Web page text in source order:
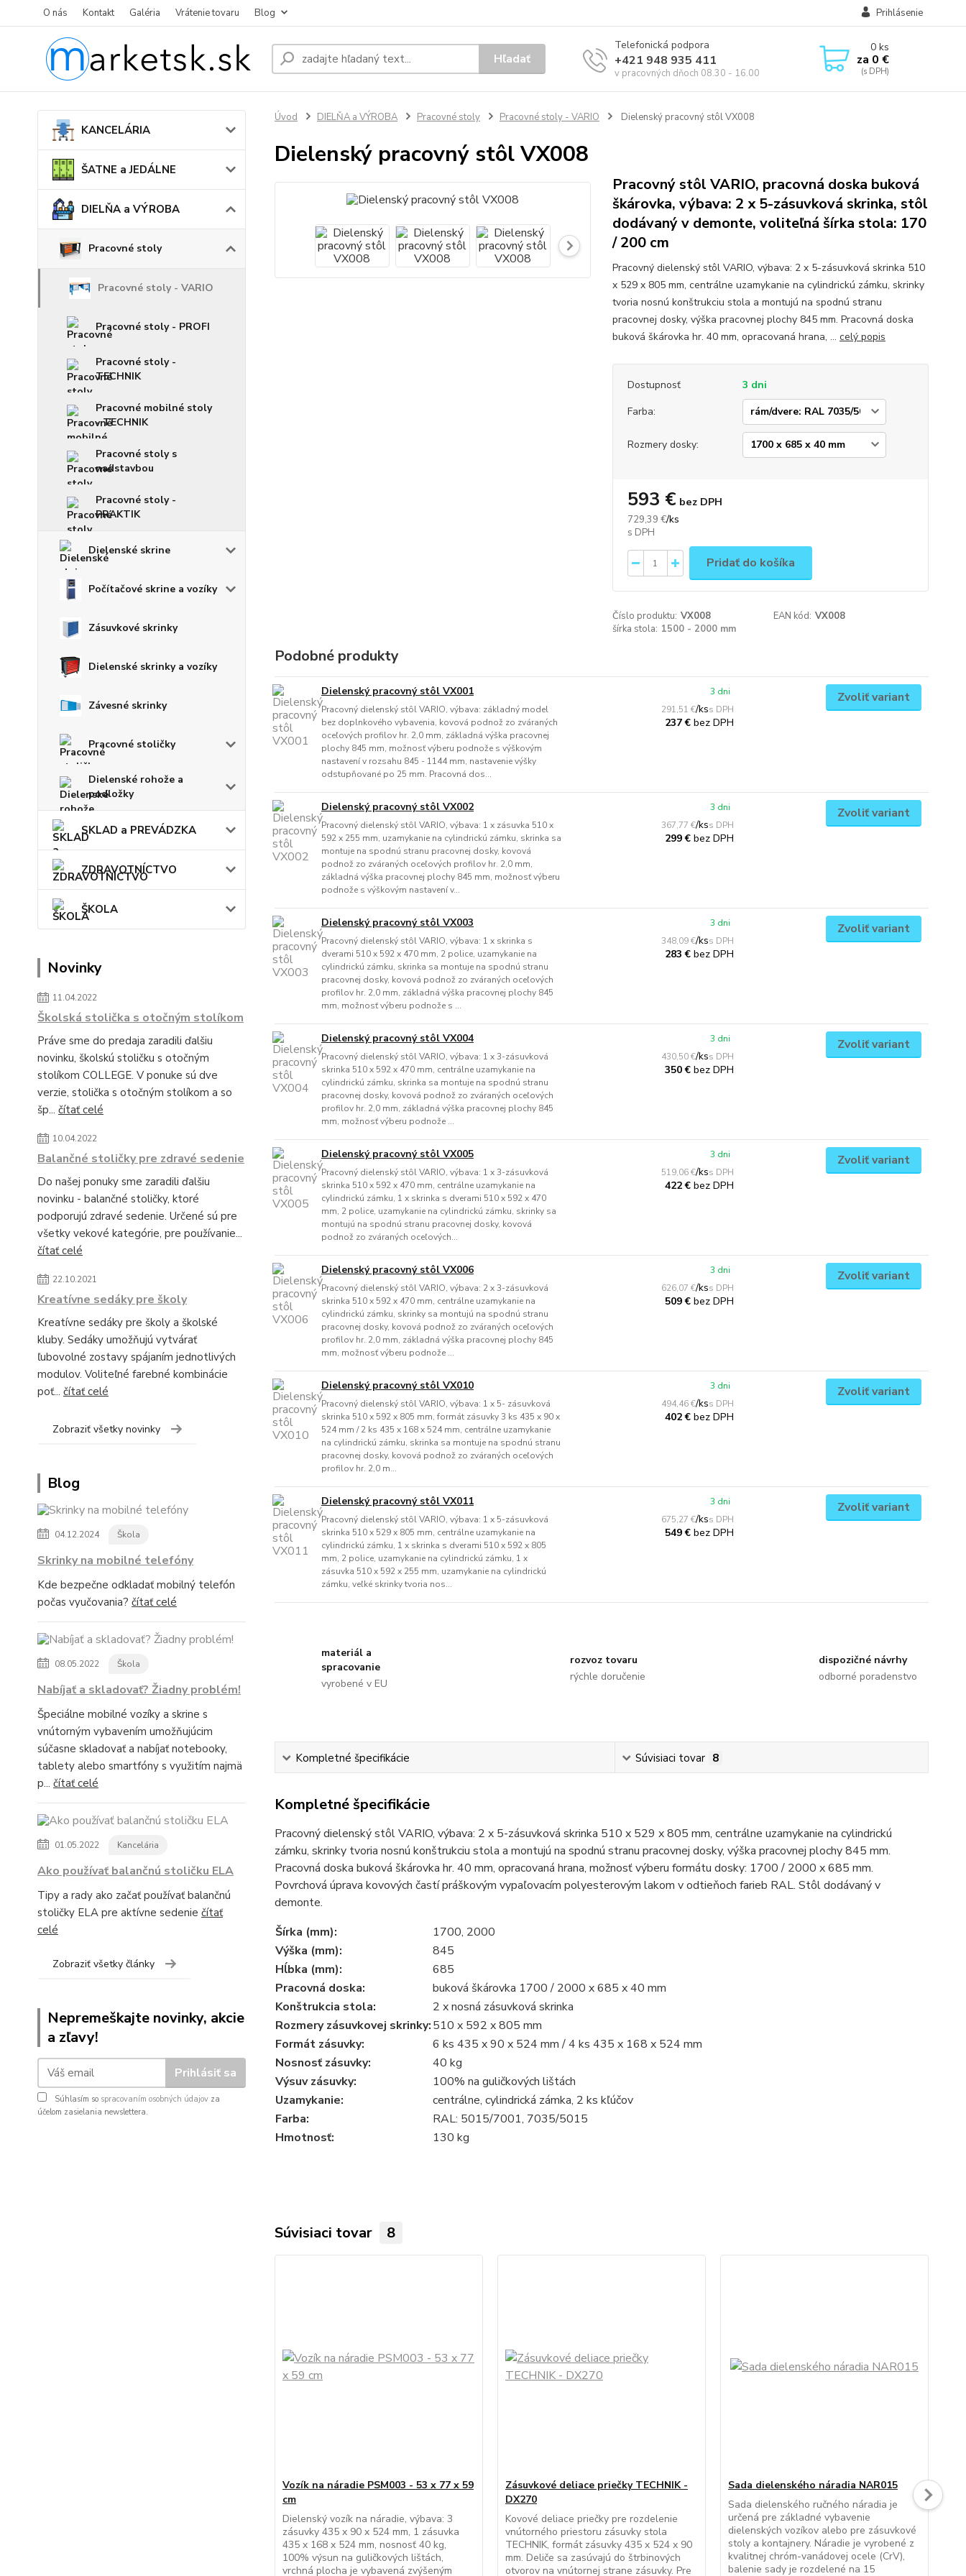
O nás Kontakt Galéria Vrátenie tovaru Blog Prihlásenie
Hľadať
Telefonická podpora
+421 948 935 411
v pracovných dňoch 08.30 - 16.00
0ks
za 0 €
KANCELÁRIA
ŠATNE a JEDÁLNE
DIELŇA a VÝROBA
Pracovné stoly
Pracovné stoly - VARIO
Pracovné stoly - PROFI
Pracovné stoly -
TECHNIK
Pracovné mobilné stoly
- TECHNIK
Pracovné stoly s
nadstavbou
Pracovné stoly -
PRAKTIK
Dielenské skrine
Počítačové skrine a vozíky
Zásuvkové skrinky
Dielenské skrinky a vozíky
Závesné skrinky
Pracovné stoličky
Dielenské rohože a
podložky
SKLAD a PREVÁDZKA
ZDRAVOTNÍCTVO
ŠKOLA
Novinky
11.04.2022
Školská stolička s otočným stolíkom
Práve sme do predaja zaradili ďalšiu
novinku, školskú stoličku s otočným
stolíkom COLLEGE. V ponuke sú dve
verzie, stolička s otočným stolíkom a so
šp... čítať celé
10.04.2022
Balančné stoličky pre zdravé sedenie
Do našej ponuky sme zaradili ďalšiu
novinku - balančné stoličky, ktoré
podporujú zdravé sedenie. Určené sú pre
všetky vekové kategórie, pre používanie...
čítať celé
22.10.2021
Kreatívne sedáky pre školy
Kreatívne sedáky pre školy a školské
kluby. Sedáky umožňujú vytvárať
ľubovolné zostavy spájaním jednotlivých
modulov. Voliteľné farebné kombinácie
poť... čítať celé
Zobraziť všetky novinky
Blog
04.12.2024 Škola
Skrinky na mobilné telefóny
Kde bezpečne odkladať mobilný telefón
počas vyučovania? čítať celé
08.05.2022 Škola
Nabíjať a skladovať? Žiadny problém!
Špeciálne mobilné vozíky a skrine s
vnútorným vybavením umožňujúcim
súčasne skladovať a nabíjať notebooky,
tablety alebo smartfóny s využitím najmä
p... čítať celé
01.05.2022 Kancelária
Ako používať balančnú stoličku ELA
Tipy a rady ako začať používať balančnú
stoličky ELA pre aktívne sedenie čítať
celé
Zobraziť všetky články
Nepremeškajte novinky, akcie
a zľavy!
Prihlásiť sa
Súhlasím so spracovaním osobných údajov za
účelom zasielania newslettera.
Úvod DIELŇA a VÝROBA Pracovné stoly Pracovné stoly - VARIO Dielenský pracovný stôl VX008
Dielenský pracovný stôl VX008
Pracovný stôl VARIO, pracovná doska buková
škárovka, výbava: 2 x 5-zásuvková skrinka, stôl
dodávaný v demonte, voliteľná šírka stola: 170
/ 200 cm
Pracovný dielenský stôl VARIO, výbava: 2 x 5-zásuvková skrinka 510
x 529 x 805 mm, centrálne uzamykanie na cylindrickú zámku, skrinky
tvoria nosnú konštrukciu stola a montujú na spodnú stranu
pracovnej dosky, výška pracovnej plochy 845 mm. Pracovná doska
buková škárovka hr. 40 mm, opracovaná hrana, ... celý popis
Dostupnosť
3 dni
Farba:
Rozmery dosky:
729,39 €/ks
593 € bez DPH
Pridať do košíka
Číslo produktu: VX008 EAN kód: VX008
šírka stola: 1500 - 2000 mm
Podobné produkty
Dielenský pracovný stôl VX001
Pracovný dielenský stôl VARIO, výbava: základný model
bez doplnkového vybavenia, kovová podnož zo zváraných
oceľových profilov hr. 2,0 mm, základná výška pracovnej
plochy 845 mm, možnosť výberu podnože s výškovým
nastavení v rozsahu 845 - 1144 mm, nastavenie výšky
odstupňované po 25 mm. Pracovná dos...
291,51 €/ks
237 €bez DPH
3 dni Zvoliť variant
Dielenský pracovný stôl VX002
Pracovný dielenský stôl VARIO, výbava: 1 x zásuvka 510 x
592 x 255 mm, uzamykanie na cylindrickú zámku, skrinka sa
montuje na spodnú stranu pracovnej dosky, kovová
podnož zo zváraných oceľových profilov hr. 2,0 mm,
základná výška pracovnej plochy 845 mm, možnosť výberu
podnože s výškovým nastavení v...
367,77 €/ks
299 €bez DPH
3 dni Zvoliť variant
Dielenský pracovný stôl VX003
Pracovný dielenský stôl VARIO, výbava: 1 x skrinka s
dverami 510 x 592 x 470 mm, 2 police, uzamykanie na
cylindrickú zámku, skrinka sa montuje na spodnú stranu
pracovnej dosky, kovová podnož zo zváraných oceľových
profilov hr. 2,0 mm, základná výška pracovnej plochy 845
mm, možnosť výberu podnože s ...
348,09 €/ks
283 €bez DPH
3 dni Zvoliť variant
Dielenský pracovný stôl VX004
Pracovný dielenský stôl VARIO, výbava: 1 x 3-zásuvková
skrinka 510 x 592 x 470 mm, centrálne uzamykanie na
cylindrickú zámku, skrinka sa montuje na spodnú stranu
pracovnej dosky, kovová podnož zo zváraných oceľových
profilov hr. 2,0 mm, základná výška pracovnej plochy 845
mm, možnosť výberu podnože ...
430,50 €/ks
350 €bez DPH
3 dni Zvoliť variant
Dielenský pracovný stôl VX005
Pracovný dielenský stôl VARIO, výbava: 1 x 3-zásuvková
skrinka 510 x 592 x 470 mm, centrálne uzamykanie na
cylindrickú zámku, 1 x skrinka s dverami 510 x 592 x 470
mm, 2 police, uzamykanie na cylindrickú zámku, skrinky sa
montujú na spodnú stranu pracovnej dosky, kovová
podnož zo zváraných oceľových...
519,06 €/ks
422 €bez DPH
3 dni Zvoliť variant
Dielenský pracovný stôl VX006
Pracovný dielenský stôl VARIO, výbava: 2 x 3-zásuvková
skrinka 510 x 592 x 470 mm, centrálne uzamykanie na
cylindrickú zámku, skrinky sa montujú na spodnú stranu
pracovnej dosky, kovová podnož zo zváraných oceľových
profilov hr. 2,0 mm, základná výška pracovnej plochy 845
mm, možnosť výberu podnože ...
626,07 €/ks
509 €bez DPH
3 dni Zvoliť variant
Dielenský pracovný stôl VX010
Pracovný dielenský stôl VARIO, výbava: 1 x 5- zásuvková
skrinka 510 x 592 x 805 mm, formát zásuvky 3 ks 435 x 90 x
524 mm / 2 ks 435 x 168 x 524 mm, centrálne uzamykanie
na cylindrickú zámku, skrinka sa montuje na spodnú stranu
pracovnej dosky, kovová podnož zo zváraných oceľových
profilov hr. 2,0 m...
494,46 €/ks
402 €bez DPH
3 dni Zvoliť variant
Dielenský pracovný stôl VX011
Pracovný dielenský stôl VARIO, výbava: 1 x 5-zásuvková
skrinka 510 x 529 x 805 mm, centrálne uzamykanie na
cylindrickú zámku, 1 x skrinka s dverami 510 x 592 x 805
mm, 2 police, uzamykanie na cylindrickú zámku, 1 x
zásuvka 510 x 592 x 255 mm, uzamykanie na cylindrickú
zámku, veľké skrinky tvoria nos...
675,27 €/ks
549 €bez DPH
3 dni Zvoliť variant
materiál a
spracovanie
vyrobené v EU
rozvoz tovaru
rýchle doručenie
dispozičné návrhy
odborné poradenstvo
Kompletné špecifikácie Súvisiaci tovar 8
Kompletné špecifikácie
Pracovný dielenský stôl VARIO, výbava: 2 x 5-zásuvková skrinka 510 x 529 x 805 mm, centrálne uzamykanie na cylindrickú
zámku, skrinky tvoria nosnú konštrukciu stola a montujú na spodnú stranu pracovnej dosky, výška pracovnej plochy 845 mm.
Pracovná doska buková škárovka hr. 40 mm, opracovaná hrana, možnosť výberu formátu dosky: 1700 / 2000 x 685 mm.
Povrchová úprava kovových častí práškovým vypaľovacím polyesterovým lakom v odtieňoch farieb RAL. Stôl dodávaný v
demonte.
Šírka (mm):
1700, 2000
Výška (mm):
845
Hĺbka (mm):
685
Pracovná doska:
buková škárovka 1700 / 2000 x 685 x 40 mm
Konštrukcia stola:
2 x nosná zásuvková skrinka
Rozmery zásuvkovej skrinky:510 x 592 x 805 mm
Formát zásuvky:
6 ks 435 x 90 x 524 mm / 4 ks 435 x 168 x 524 mm
Nosnosť zásuvky:
40 kg
Výsuv zásuvky:
100% na guličkových lištách
Uzamykanie:
centrálne, cylindrická zámka, 2 ks kľúčov
Farba:
RAL: 5015/7001, 7035/5015
Hmotnosť:
130 kg
Súvisiaci tovar 8
Vozík na náradie PSM003 - 53 x 77 x 59
cm
Dielenský vozík na náradie, výbava: 3
zásuvky 435 x 90 x 524 mm, 1 zásuvka
435 x 168 x 524 mm, nosnosť 40 kg,
100% výsun na guličkových lištách,
vrchná plocha je vybavená zvýšeným
Zásuvkové deliace priečky TECHNIK -
DX270
Kovové deliace priečky pre rozdelenie
vnútorného priestoru zásuvky stola
TECHNIK, formát zásuvky 435 x 524 x 90
mm. Deliče sa zasúvajú do štrbinových
otvorov na vnútornej strane zásuvky. Pre
Sada dielenského náradia NAR015
Sada dielenského ručného náradia je
určená pre základné vybavenie
dielenských vozíkov alebo pre zásuvkové
stoly a kontajnery. Náradie je vyrobené z
kvalitnej chróm-vanádovej ocele (CrV),
balenie sady je rozdelené na 15